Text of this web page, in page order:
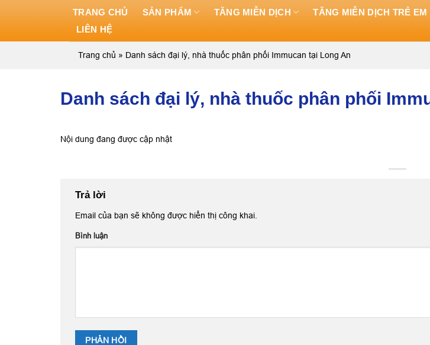
TRANG CHỦ SẢN PHẨM TĂNG MIỄN DỊCH TĂNG MIỄN DỊCH TRẺ EM
LIÊN HỆ
Trang chủ » Danh sách đại lý, nhà thuốc phân phối Immucan tại Long An
Danh sách đại lý, nhà thuốc phân phối
Nội dung đang được cập nhật
Trả lời
Email của bạn sẽ không được hiển thị công khai.
Bình luận